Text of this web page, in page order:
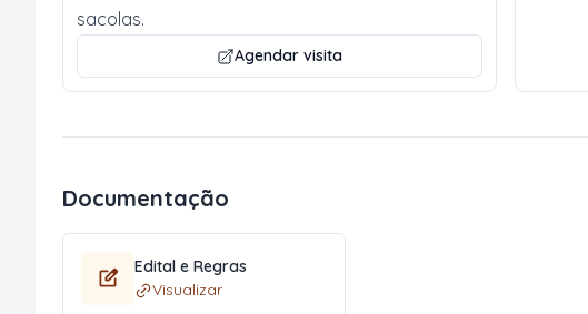
sacolas.
Agendar visita
Documentação
Edital e Regras
Visualizar